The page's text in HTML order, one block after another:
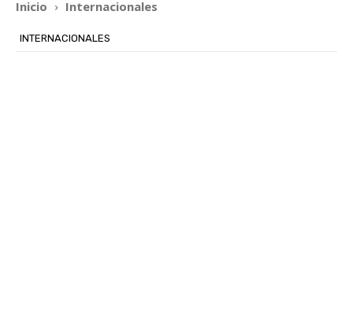
Inicio Internacionales
INTERNACIONALES